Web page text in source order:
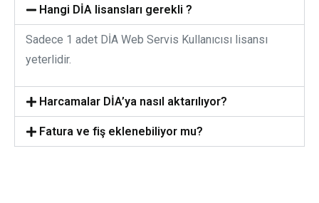
Hangi DİA lisansları gerekli ?
Sadece 1 adet DİA Web Servis Kullanıcısı lisansı
yeterlidir.
Harcamalar DİA’ya nasıl aktarılıyor?
Fatura ve fiş eklenebiliyor mu?